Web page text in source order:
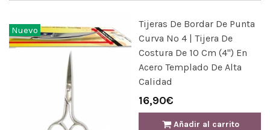
Nuevo
Tijeras De Bordar De Punta
Curva Nº 4 | Tijera De
Costura De 10 Cm (4") En
Acero Templado De Alta
Calidad
16,90€
Añadir al carrito